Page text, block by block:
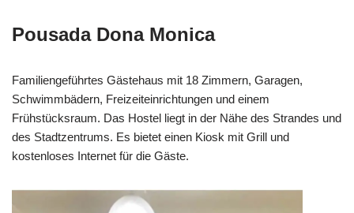
Pousada Dona Monica
Familiengeführtes Gästehaus mit 18 Zimmern, Garagen,
Schwimmbädern, Freizeiteinrichtungen und einem
Frühstücksraum. Das Hostel liegt in der Nähe des Strandes und
des Stadtzentrums. Es bietet einen Kiosk mit Grill und
kostenloses Internet für die Gäste.